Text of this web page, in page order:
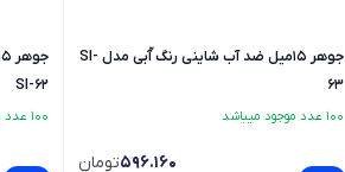
جوهر 15میل ضد آب شاینی رنگ آّبی مدل SI-
63
100 عدد موجود میباشد
596.160تومان
SI-62
100 عدد موجود میباشد